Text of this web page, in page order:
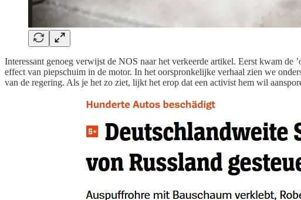
Interessant genoeg verwijst de NOS naar het verkeerde artikel. Eerst kwam de
effect van piepschuim in de motor. In het oorspronkelijke verhaal zien we
van de regering. Als je het zo ziet, lijkt het erop dat een activist hem wil